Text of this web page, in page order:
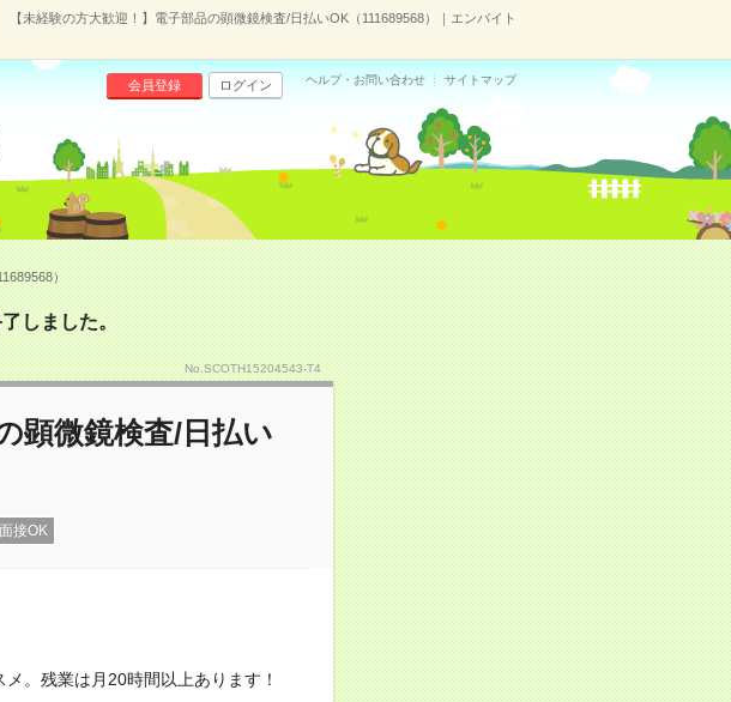
【未経験の方大歓迎！】電子部品の顕微鏡検査/日払いOK（111689568）｜エンバイト
会員登録 ログイン ヘルプ・お問い合わせ サイトマップ
）
しました。
No.SCOTH15204543-T4
顕微鏡検査/日払い
接OK
。残業は月20時間以上あります！